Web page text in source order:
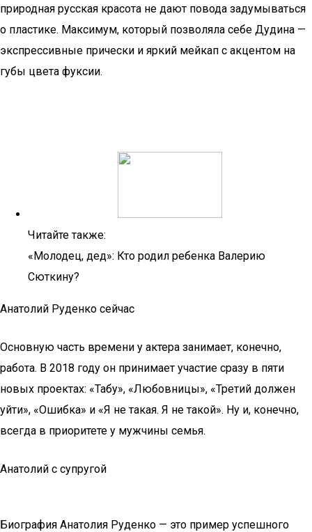
природная русская красота не дают повода задумываться
о пластике. Максимум, который позволяла себе Дудина —
экспрессивные прически и яркий мейкап с акцентом на
губы цвета фуксии.
Читайте также:
«Молодец, дед»: Кто родил ребенка Валерию
Сюткину?
Анатолий Руденко сейчас
Основную часть времени у актера занимает, конечно,
работа. В 2018 году он принимает участие сразу в пяти
новых проектах: «Табу», «Любовницы», «Третий должен
уйти», «Ошибка» и «Я не такая. Я не такой». Ну и, конечно,
всегда в приоритете у мужчины семья.
Анатолий с супругой
Биография Анатолия Руденко — это пример успешного